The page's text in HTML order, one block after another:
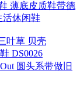
薄底皮质鞋带德
活休闲鞋
叶草 贝壳
DS0026
圆头系带做旧